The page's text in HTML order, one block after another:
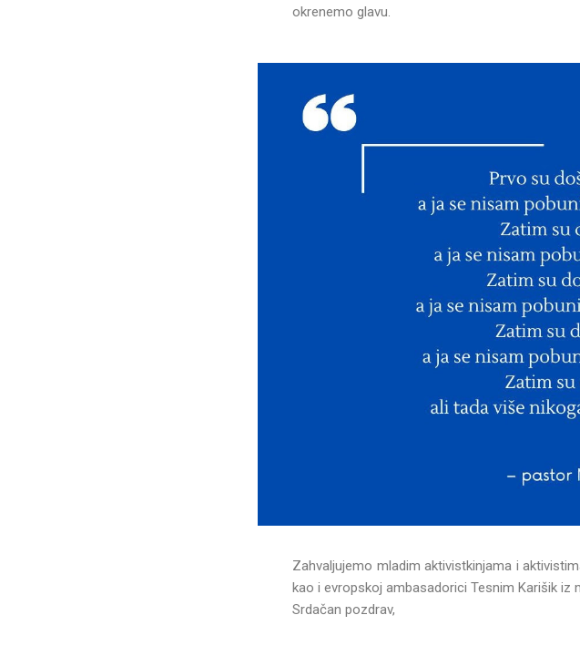
okrenemo glavu.
Zahvaljujemo mladim aktivistkinjama i
kao i evropskoj ambasadorici Tesnim Karišik iz
Srdačan pozdrav,